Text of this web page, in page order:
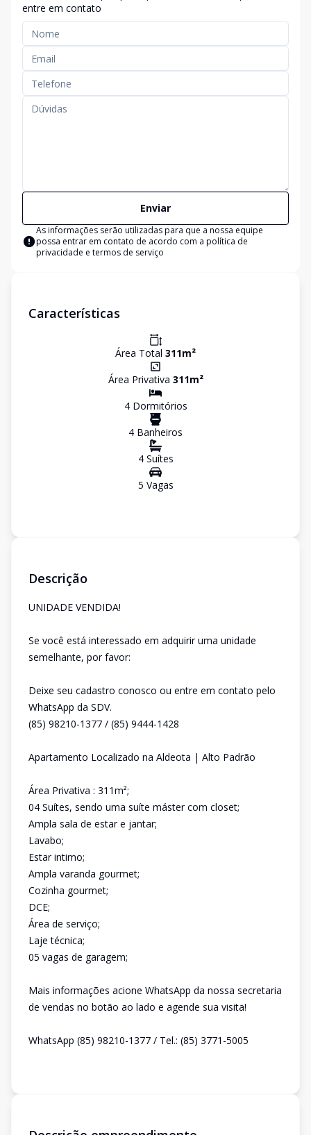
entre em contato
Enviar
As informações serão utilizadas para que a nossa equipe
possa entrar em contato de acordo com a política de
privacidade e termos de serviço
Características
Área Total 311m²
Área Privativa 311m²
4Dormitórios
4 Banheiros
4Suítes
5 Vagas
Descrição
UNIDADE VENDIDA!
Se você está interessado em adquirir uma unidade
semelhante, por favor:
Deixe seu cadastro conosco ou entre em contato pelo
WhatsApp da SDV.
(85) 98210-1377 / (85) 9444-1428
Apartamento Localizado na Aldeota | Alto Padrão
Área Privativa : 311m²;
04 Suítes, sendo uma suíte máster com closet;
Ampla sala de estar e jantar;
Lavabo;
Estar intimo;
Ampla varanda gourmet;
Cozinha gourmet;
DCE;
Área de serviço;
Laje técnica;
05 vagas de garagem;
Mais informações acione WhatsApp da nossa secretaria
de vendas no botão ao lado e agende sua visita!
WhatsApp (85) 98210-1377 / Tel.: (85) 3771-5005